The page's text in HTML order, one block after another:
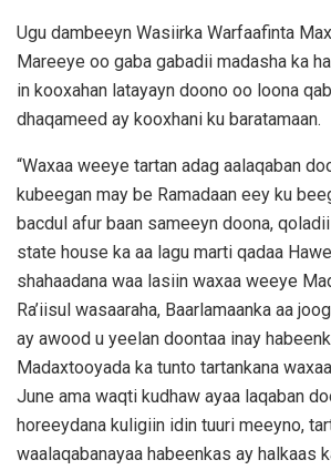
Ugu dambeeyn Wasiirka Warfaafinta
Mareeye oo gaba gabadii madasha ka
in kooxahan latayayn doono oo loona
dhaqameed ay kooxhani ku baratamaan.
“Waxaa weeye tartan adag aalaqaban
kubeegan may be Ramadaan eey ku
bacdul afur baan sameeyn doona,
state house ka aa lagu marti qadaa
shahaadana waa lasiin waxaa weeye
Ra’iisul wasaaraha, Baarlamaanka aa
ay awood u yeelan doontaa inay
Madaxtooyada ka tunto tartankana
June ama waqti kudhaw ayaa laqaban
horeeydana kuligiin idin tuuri meeyno,
waalaqabanayaa habeenkas ay halkaas